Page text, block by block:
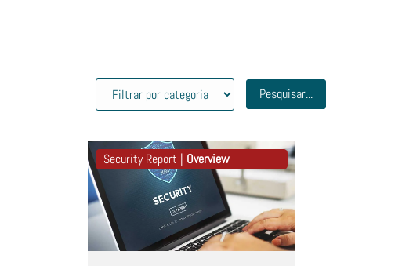
Pesquisar...
Security Report | Overview